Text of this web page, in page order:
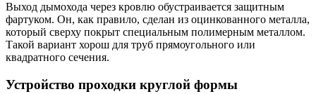
Выход дымохода через кровлю обустраивается защитным
фартуком. Он, как правило, сделан из оцинкованного металла,
который сверху покрыт специальным полимерным металлом.
Такой вариант хорош для труб прямоугольного или
квадратного сечения.
Устройство проходки круглой формы